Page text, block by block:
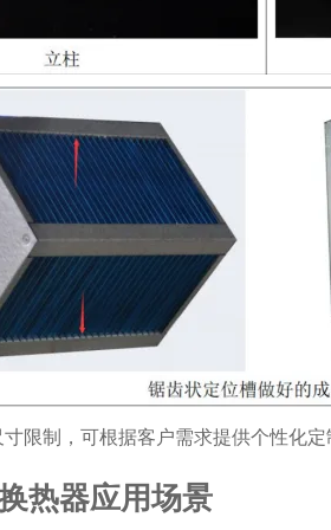
寸限制，可根据客户需求提供个性化
热器应用场景